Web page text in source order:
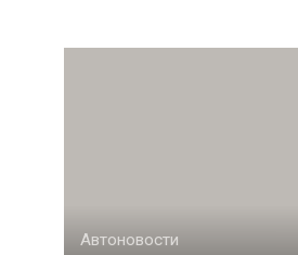
Автоновости